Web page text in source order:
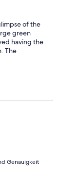
of the
green
having the
The
Genauigkeit